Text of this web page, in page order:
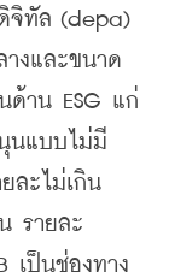
ดิจิทัล (depa)
างและขนาด
าน ESG แก่
นแบบไม่มี
ละไม่เกิน
รายละ
เป็นช่องทาง